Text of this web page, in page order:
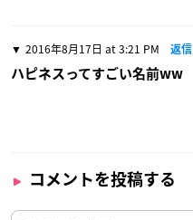
2016年8月17日 at 3:21 PM 返信
ハピネスってすごい名前ww
コメントを投稿する